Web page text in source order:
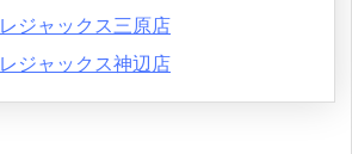
レジャックス三原店
レジャックス神辺店